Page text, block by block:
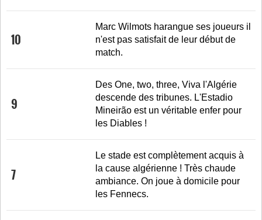
10
Marc Wilmots harangue ses joueurs il
n'est pas satisfait de leur début de
match.
9
Des One, two, three, Viva l'Algérie
descende des tribunes. L'Estadio
Mineirão est un véritable enfer pour
les Diables !
7
Le stade est complètement acquis à
la cause algérienne ! Très chaude
ambiance. On joue à domicile pour
les Fennecs.